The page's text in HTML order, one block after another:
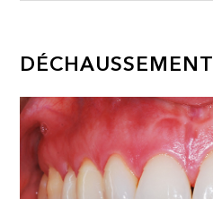
DÉCHAUSSEMENT